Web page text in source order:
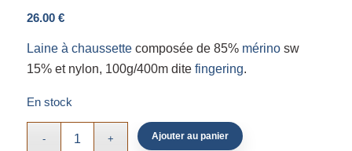
26.00 €
Laine à chaussettecomposée de 85% mérinosw
15% et nylon, 100g/400m dite fingering.
En stock
Ajouter au panier